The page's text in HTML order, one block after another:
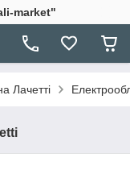
market"
Лачетті